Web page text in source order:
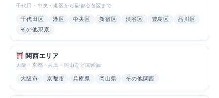
千代田・中央・港区から副都心各区まで
千代田区 港区 中央区 新宿区 渋谷区 豊島区
品川区
その他東京
関西エリア
大阪・京都・兵庫・岡山など関西圏
大阪市 京都市 兵庫県 岡山県 その他関西